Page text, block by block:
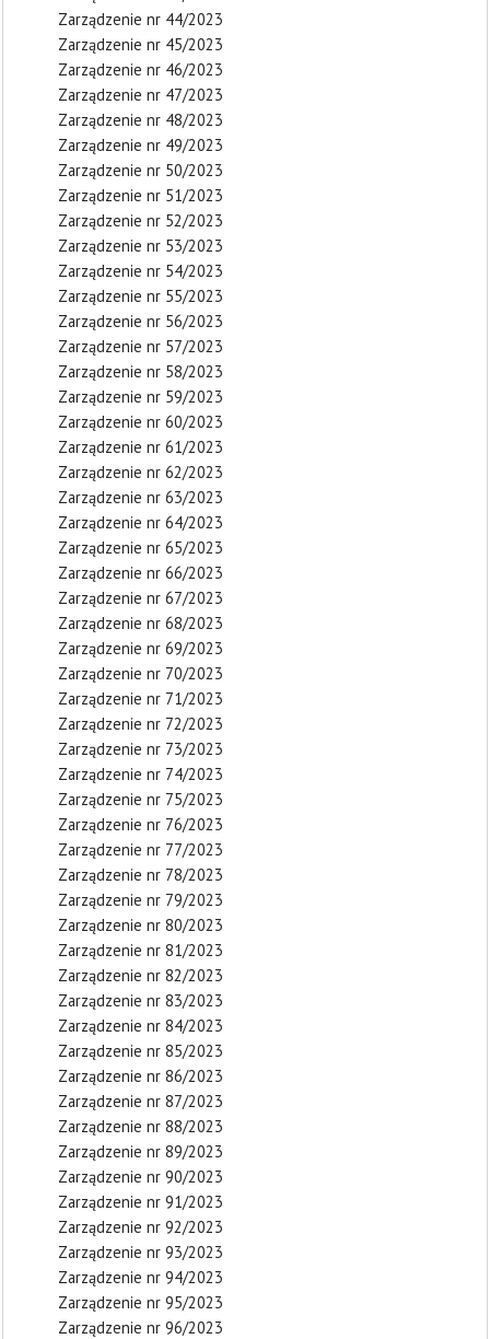
Zarządzenie nr 44/2023
Zarządzenie nr 45/2023
Zarządzenie nr 46/2023
Zarządzenie nr 47/2023
Zarządzenie nr 48/2023
Zarządzenie nr 49/2023
Zarządzenie nr 50/2023
Zarządzenie nr 51/2023
Zarządzenie nr 52/2023
Zarządzenie nr 53/2023
Zarządzenie nr 54/2023
Zarządzenie nr 55/2023
Zarządzenie nr 56/2023
Zarządzenie nr 57/2023
Zarządzenie nr 58/2023
Zarządzenie nr 59/2023
Zarządzenie nr 60/2023
Zarządzenie nr 61/2023
Zarządzenie nr 62/2023
Zarządzenie nr 63/2023
Zarządzenie nr 64/2023
Zarządzenie nr 65/2023
Zarządzenie nr 66/2023
Zarządzenie nr 67/2023
Zarządzenie nr 68/2023
Zarządzenie nr 69/2023
Zarządzenie nr 70/2023
Zarządzenie nr 71/2023
Zarządzenie nr 72/2023
Zarządzenie nr 73/2023
Zarządzenie nr 74/2023
Zarządzenie nr 75/2023
Zarządzenie nr 76/2023
Zarządzenie nr 77/2023
Zarządzenie nr 78/2023
Zarządzenie nr 79/2023
Zarządzenie nr 80/2023
Zarządzenie nr 81/2023
Zarządzenie nr 82/2023
Zarządzenie nr 83/2023
Zarządzenie nr 84/2023
Zarządzenie nr 85/2023
Zarządzenie nr 86/2023
Zarządzenie nr 87/2023
Zarządzenie nr 88/2023
Zarządzenie nr 89/2023
Zarządzenie nr 90/2023
Zarządzenie nr 91/2023
Zarządzenie nr 92/2023
Zarządzenie nr 93/2023
Zarządzenie nr 94/2023
Zarządzenie nr 95/2023
Zarządzenie nr 96/2023